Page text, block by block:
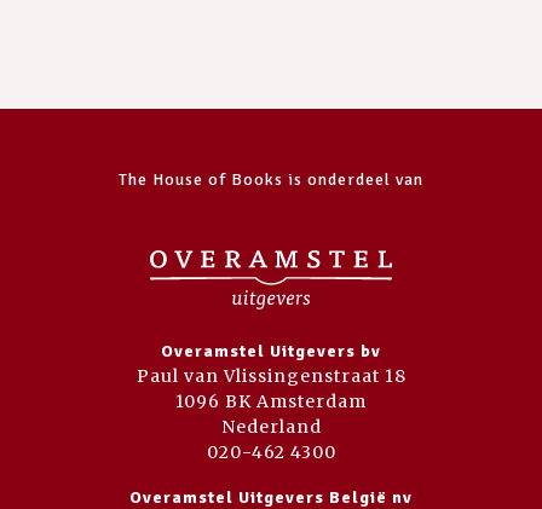
The House of Books is onderdeel van
Overamstel Uitgevers bv
Paul van Vlissingenstraat 18
1096 BK Amsterdam
Nederland
020-462 4300
Overamstel Uitgevers België nv